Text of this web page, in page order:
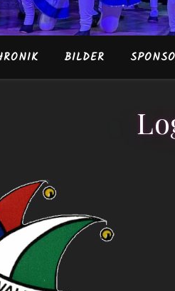
BILDER